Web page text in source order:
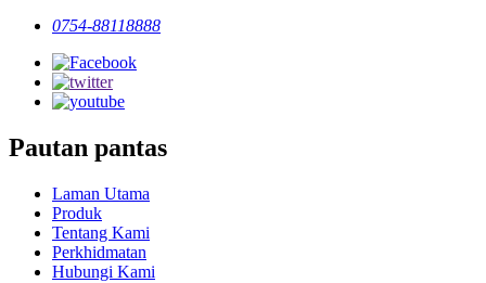
0754-88118888
Pautan pantas
Laman Utama
Produk
Tentang Kami
Perkhidmatan
Hubungi Kami